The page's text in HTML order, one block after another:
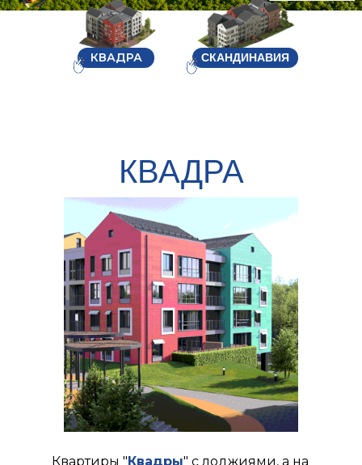
КВАДРА СКАНДИНАВИЯ
Квартиры "Квадры" с лоджиями, а на
КВАДРА